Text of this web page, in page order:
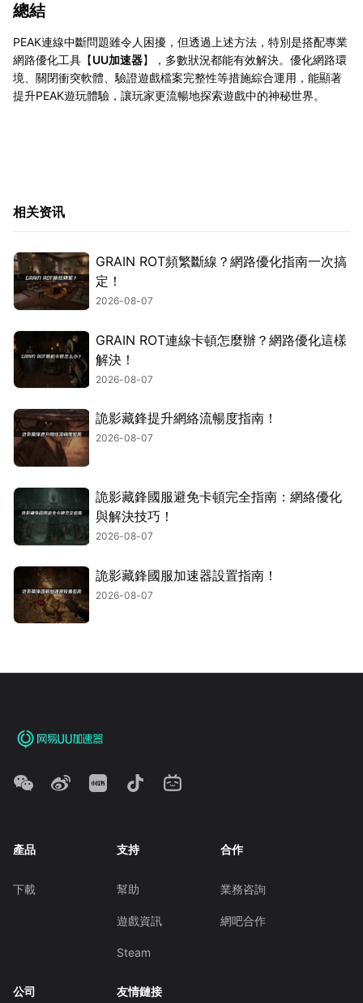
總結
PEAK連線中斷問題雖令人困擾，但透過上述方法，特別是搭配專業
網路優化工具【UU加速器】，多數狀況都能有效解決。優化網路環
境、關閉衝突軟體、驗證遊戲檔案完整性等措施綜合運用，能顯著
提升PEAK遊玩體驗，讓玩家更流暢地探索遊戲中的神秘世界。
相关资讯
GRAIN ROT頻繁斷線？網路優化指南一次搞
定！
2026-08-07
GRAIN ROT連線卡頓怎麼辦？網路優化這樣
解決！
2026-08-07
詭影藏鋒提升網絡流暢度指南！
2026-08-07
詭影藏鋒國服避免卡頓完全指南：網絡優化
與解決技巧！
2026-08-07
詭影藏鋒國服加速器設置指南！
2026-08-07
產品
下載
支持
幫助
遊戲資訊
Steam
合作
業務咨詢
網吧合作
公司 友情鏈接